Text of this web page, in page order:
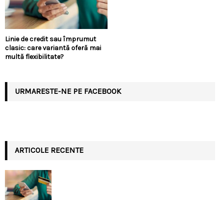
Linie de credit sau împrumut
clasic: care variantă oferă mai
multă flexibilitate?
URMARESTE-NE PE FACEBOOK
ARTICOLE RECENTE